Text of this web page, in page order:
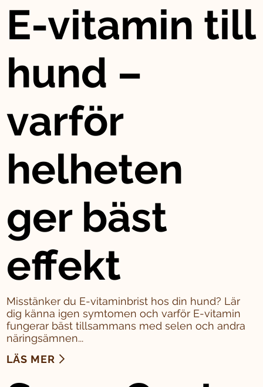
E-vitamin till
hund –
varför
helheten
ger bäst
effekt
Misstänker du E-vitaminbrist hos din hund? Lär
dig känna igen symtomen och varför E-vitamin
fungerar bäst tillsammans med selen och andra
näringsämnen...
LÄS MER